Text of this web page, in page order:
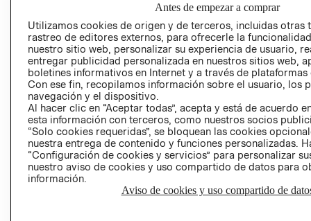
GIFT CARD
AVISO DE
Perú (S/)
CAMBIAR REGIÓN
Antes de empezar a comprar
Utilizamos cookies de origen y de terceros, incluidas otras
rastreo de editores externos, para ofrecerle la
nuestro sitio web, personalizar su experiencia de usuario,
entregar publicidad personalizada en nuestros sitios web,
boletines informativos en Internet y a través de plataformas
Con ese fin, recopilamos información sobre el usuario, los
navegación y el dispositivo.
Al hacer clic en “Aceptar todas”, acepta y está de acuerdo
esta información con terceros, como nuestros socios
“Solo cookies requeridas”, se bloquean las cookies
nuestra entrega de contenido y funciones personalizadas.
“Configuración de cookies y servicios” para personalizar
nuestro aviso de cookies y uso compartido de datos para
información.
Aviso de cookies y uso compartido de